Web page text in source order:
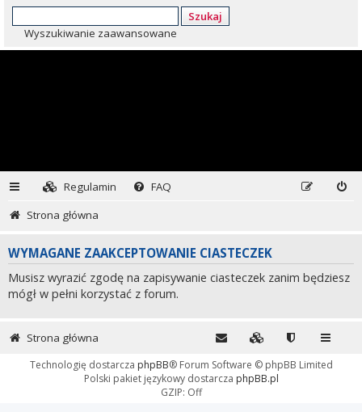
Szukaj
Wyszukiwanie zaawansowane
Regulamin
FAQ
Strona główna
WYMAGANE ZAAKCEPTOWANIE CIASTECZEK
Musisz wyrazić zgodę na zapisywanie ciasteczek zanim będziesz
mógł w pełni korzystać z forum.
Strona główna
Technologię dostarcza phpBB® Forum Software © phpBB Limited
Polski pakiet językowy dostarcza phpBB.pl
GZIP: Off